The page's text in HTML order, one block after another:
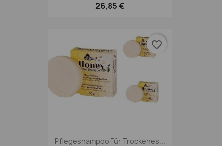
26,85 €
Pflegeshampoo Für Trockenes...
favorite_border